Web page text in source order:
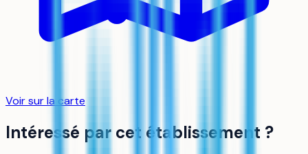
Voir sur la carte
Intéressé par cet établissement ?